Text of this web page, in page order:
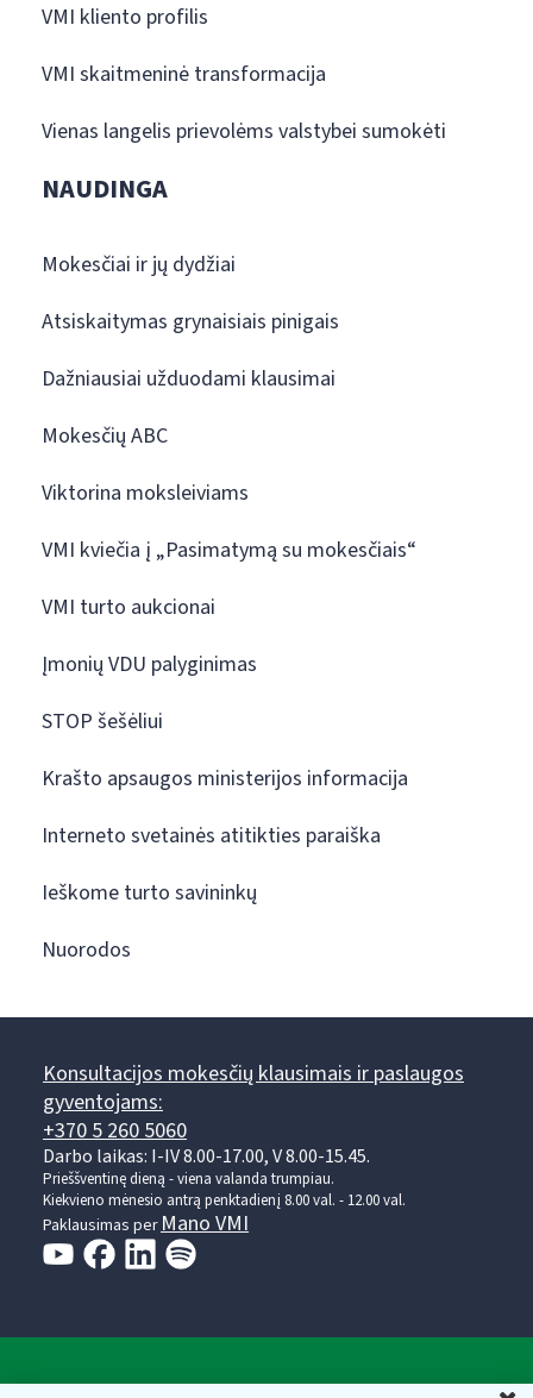
VMI kliento profilis
VMI skaitmeninė transformacija
Vienas langelis prievolėms valstybei sumokėti
NAUDINGA
Mokesčiai ir jų dydžiai
Atsiskaitymas grynaisiais pinigais
Dažniausiai užduodami klausimai
Mokesčių ABC
Viktorina moksleiviams
VMI kviečia į „Pasimatymą su mokesčiais“
VMI turto aukcionai
Įmonių VDU palyginimas
STOP šešėliui
Krašto apsaugos ministerijos informacija
Interneto svetainės atitikties paraiška
Ieškome turto savininkų
Nuorodos
Konsultacijos mokesčių klausimais ir paslaugos
gyventojams:
+370 5 260 5060
Darbo laikas: I-IV 8.00-17.00, V 8.00-15.45.
Prieššventinę dieną - viena valanda trumpiau.
Kiekvieno mėnesio antrą penktadienį 8.00 val. - 12.00 val.
Paklausimas per Mano VMI